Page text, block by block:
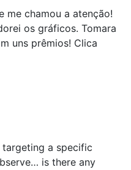
me chamou a atenção!
os gráficos. Tomara
uns prêmios! Clica
targeting a specific
is there any